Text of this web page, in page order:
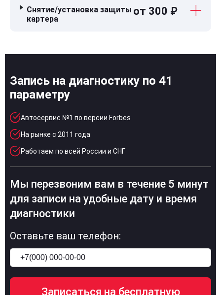
Снятие/установка защиты
картера
от 300 ₽
Запись на диагностику по 41
параметру
Автосервис №1 по версии Forbes
На рынке с 2011 года
Работаем по всей России и СНГ
Мы перезвоним вам в течение 5 минут
для записи на удобные дату и время
диагностики
Оставьте ваш телефон: